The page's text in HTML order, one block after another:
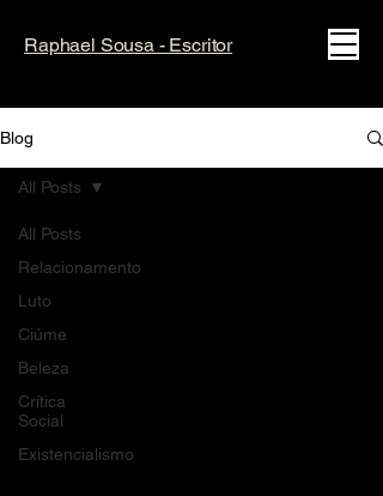
Raphael Sousa - Escritor
Blog
All Posts
Relacionamento
Luto
Ciúme
Beleza
Crítica
Social
Existencialismo
All Posts